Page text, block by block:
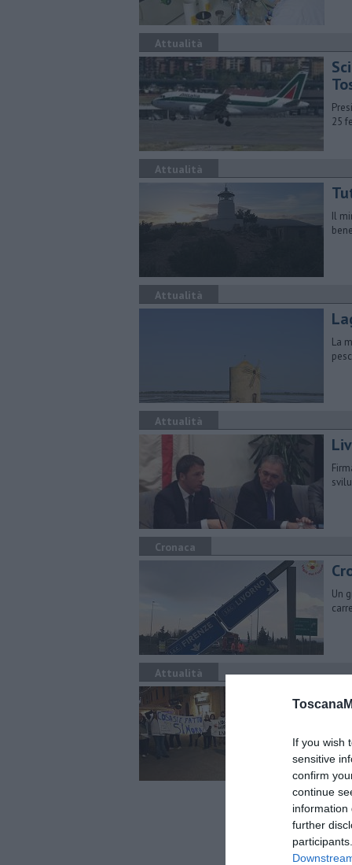
If you wish
sensitive
confirm
continue
information
further
Attualità
25
Attualità
Il
Attualità
La
Attualità
Cronaca
Un
Attualità